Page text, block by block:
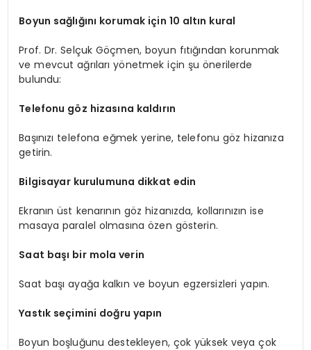
Boyun sağlığını korumak için 10 altın kural
Prof. Dr. Selçuk Göçmen, boyun fıtığından korunmak
ve mevcut ağrıları yönetmek için şu önerilerde
bulundu:
Telefonu göz hizasına kaldırın
Başınızı telefona eğmek yerine, telefonu göz hizanıza
getirin.
Bilgisayar kurulumuna dikkat edin
Ekranın üst kenarının göz hizanızda, kollarınızın ise
masaya paralel olmasına özen gösterin.
Saat başı bir mola verin
Saat başı ayağa kalkın ve boyun egzersizleri yapın.
Yastık seçimini doğru yapın
Boyun boşluğunu destekleyen, çok yüksek veya çok